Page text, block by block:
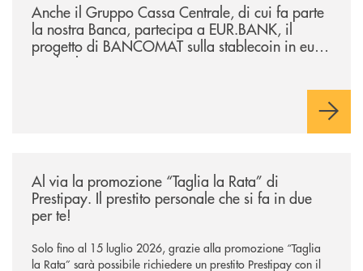
Anche il Gruppo Cassa Centrale, di cui fa parte
la nostra Banca, partecipa a EUR.BANK, il
progetto di BANCOMAT sulla stablecoin in euro
e sul relativo ecosistema
Al via la promozione “Taglia la Rata” di
Prestipay. Il prestito personale che si fa in due
per te!
Solo fino al 15 luglio 2026, grazie alla promozione “Taglia
la Rata” sarà possibile richiedere un prestito Prestipay con il